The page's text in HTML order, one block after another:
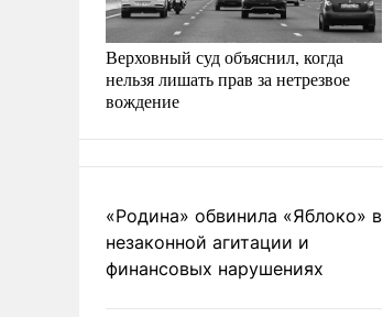
Верховный суд объяснил, когда
нельзя лишать прав за нетрезвое
вождение
«Родина» обвинила «Яблоко» в
незаконной агитации и
финансовых нарушениях